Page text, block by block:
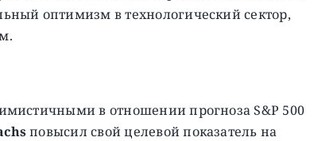
оптимизм в технологический сектор,
в отношении прогноза S&P 500
повысил свой целевой показатель на